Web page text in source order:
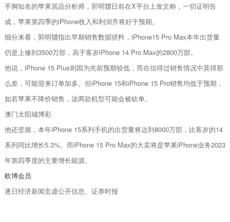
手脚知名的苹果居品分析师，郭明𫓹日前在X平台上发文称，一切证明告
成，苹果第四季的iPhone收入和利润齐将好于预期。
细分来看，郭明𫓹指出早期销售数据骄矜，iPhone15 Pro Max本年出货量
仍是上修到3500万部，高于客岁iPhone 14 Pro Max的2800万部。
他说，iPhone 15 Plus则因为先前预期较低，而在信得过销售情况中莫得那
么差，可能迎来订单加多。但iPhone 15和iPhone 15 Pro销售均低于预期，
如若苹果不降价销售，这两款机型可能会被砍单。
澳门太阳城博彩
他还坚握，本年iPhone 15系列手机的出货量将达到8000万部，比客岁的14
系列同比增长5.3%。而iPhone 15 Pro Max的大卖将是苹果iPhone业务2023
年第四季度的主要增长能源。
欧博会员
逐日经济新闻玄虚公开信息、证券时报